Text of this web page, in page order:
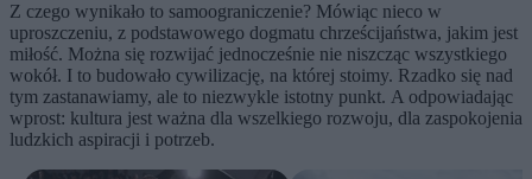
Z czego wynikało to samoograniczenie? Mówiąc nieco w
uproszczeniu, z podstawowego dogmatu chrześcijaństwa, jakim jest
miłość. Można się rozwijać jednocześnie nie niszcząc wszystkiego
wokół. I to budowało cywilizację, na której stoimy. Rzadko się nad
tym zastanawiamy, ale to niezwykle istotny punkt. A odpowiadając
wprost: kultura jest ważna dla wszelkiego rozwoju, dla zaspokojenia
ludzkich aspiracji i potrzeb.